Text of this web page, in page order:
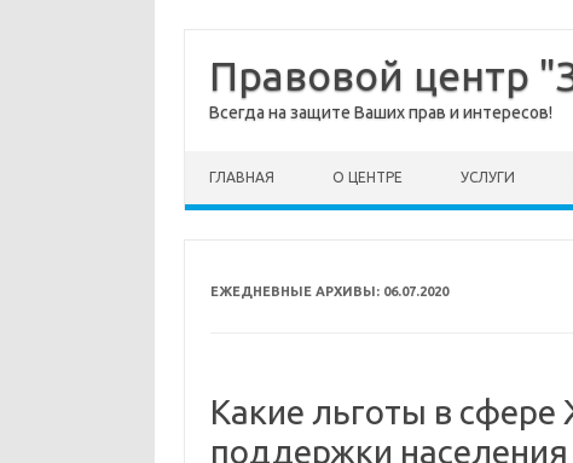
Правовой центр
Всегда на защите Ваших прав и интересов!
ГЛАВНАЯ О ЦЕНТРЕ УСЛУГИ
ЕЖЕДНЕВНЫЕ АРХИВЫ: 06.07.2020
Какие льготы в
поддержки населения